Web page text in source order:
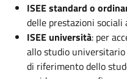
ISEE standard o
delle prestazioni sociali
ISEE università: per
allo studio
di riferimento dello